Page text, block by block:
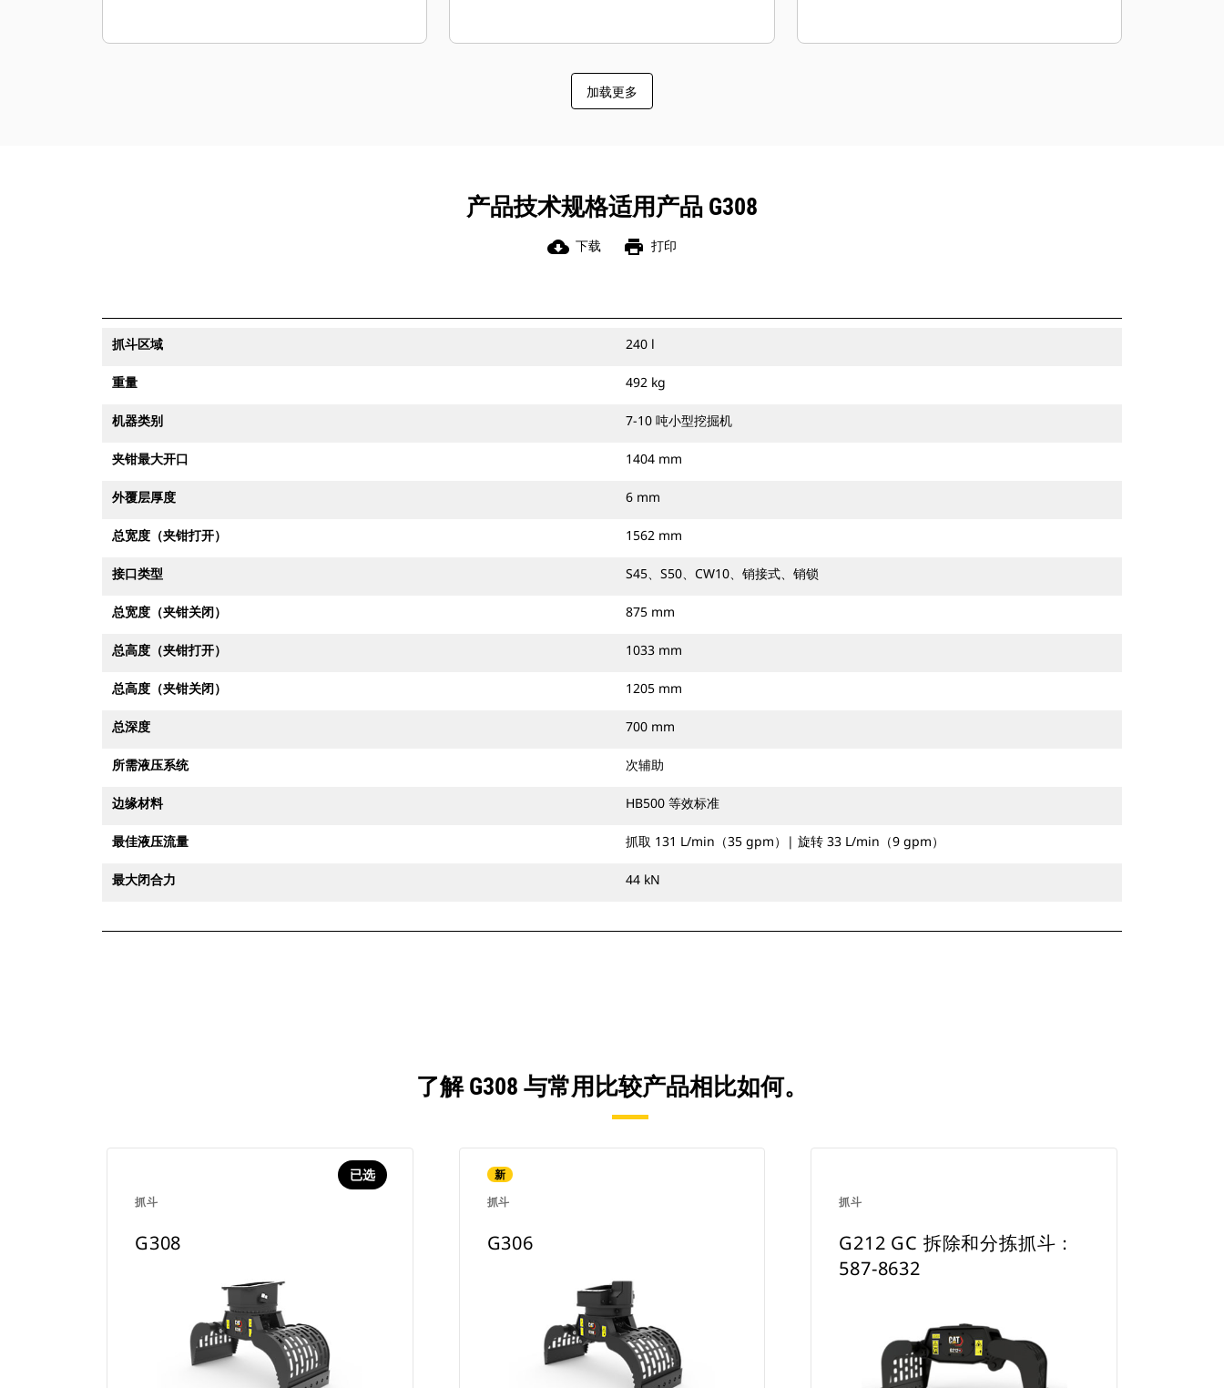
加载更多
产品技术规格适用产品 G308
cloud_download 下载 print 打印
抓斗区域 240 l
重量 492 kg
机器类别 7-10 吨小型挖掘机
夹钳最大开口 1404 mm
外覆层厚度 6 mm
总宽度（夹钳打开） 1562 mm
接口类型 S45、S50、CW10、销接式、销锁
总宽度（夹钳关闭） 875 mm
总高度（夹钳打开） 1033 mm
总高度（夹钳关闭） 1205 mm
总深度 700 mm
所需液压系统 次辅助
边缘材料 HB500 等效标准
最佳液压流量 抓取 131 L/min（35 gpm）| 旋转 33 L/min（9 gpm）
最大闭合力 44 kN
了解 G308 与常用比较产品相比如何。
抓斗
已选
G308
新
抓斗
G306
抓斗
G212 GC 拆除和分拣抓斗：
587-8632